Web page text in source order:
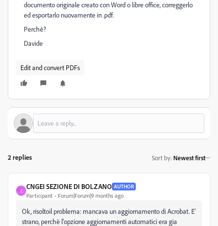
documento originale creato con Word o libre office, correggerlo
ed esportarlo nuovamente in .pdf.
Perchè?
Davide
Edit and convert PDFs
2 replies Sort by: Newest first
C
CNGEI SEZIONE DI BOLZANO AUTHOR
Participant Forum|Forum|9 months ago
Ok, risoltoil problema: mancava un aggiornamento di Acrobat. E'
strano, perchè l'opzione aggiornamenti automatici era gia